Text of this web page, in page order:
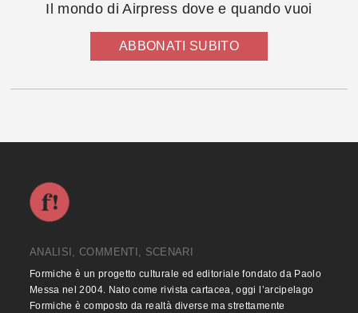
Il mondo di Airpress dove e quando vuoi
ABBONATI SUBITO
ANALISI, COMMENTI, SCENARI
Formiche è un progetto culturale ed editoriale fondato da Paolo
Messa nel 2004. Nato come rivista cartacea, oggi l’arcipelago
Formiche è composto da realtà diverse ma strettamente